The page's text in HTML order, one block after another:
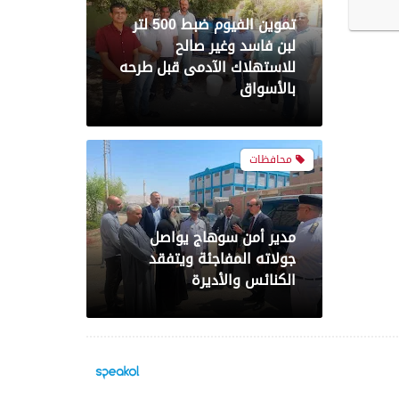
تموين الفيوم ضبط 500 لتر
لبن فاسد وغير صالح
للاستهلاك الآدمى قبل طرحه
بالأسواق
محافظات
مدير أمن سوهاج يواصل
جولاته المفاجئة ويتفقد
الكنائس والأديرة
4 كليات بجامعة المنصورة من